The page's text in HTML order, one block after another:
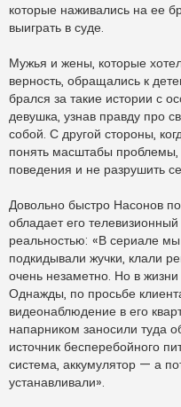
которые наживались на ее
выиграть в суде.
Мужья и жены, которые
верность, обращались к
брался за такие истории с
девушка, узнав правду про
собой. С другой стороны,
понять масштабы проблемы,
поведения и не разрушить
Довольно быстро Насонов
обладает его
реальностью: «В сериале
подкидывали жучки, клали
очень незаметно. Но в
Однажды, по просьбе
видеонаблюдение в его
напарником заносили туда
источник бесперебойного
система, аккумулятор — а
устанавливали».